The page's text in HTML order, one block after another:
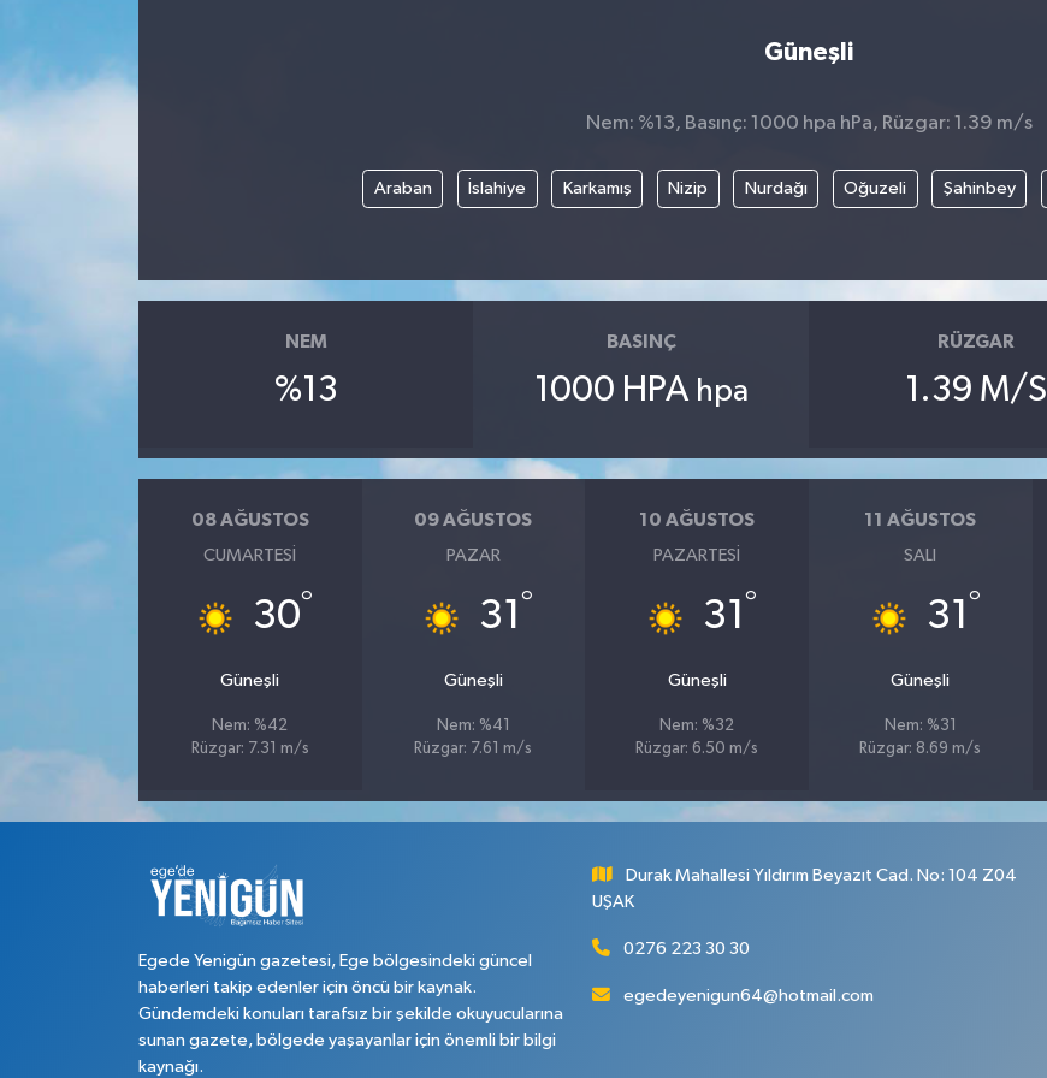
Güneşli
Nem: %13, Basınç: 1000 hpa hPa, Rüzgar: 1.39 m/s
Araban İslahiye Karkamış Nizip Nurdağı Oğuzeli Şahinbey
NEM
%13
BASINÇ
1000 HPA hpa
RÜZGAR
1.39 M/S
08 AĞUSTOS
CUMARTESI
30°
Güneşli
Nem: %42
Rüzgar: 7.31 m/s
09 AĞUSTOS
PAZAR
31 °
Güneşli
Nem: %41
Rüzgar: 7.61 m/s
10 AĞUSTOS
PAZARTESI
31 °
Güneşli
Nem: %32
Rüzgar: 6.50 m/s
11 AĞUSTOS
SALI
31 °
Güneşli
Nem: %31
Rüzgar: 8.69 m/s
Egede Yenigün gazetesi, Ege bölgesindeki güncel
haberleri takip edenler için öncü bir kaynak.
Gündemdeki konuları tarafsız bir şekilde okuyucularına
sunan gazete, bölgede yaşayanlar için önemli bir bilgi
kaynağı.
Durak Mahallesi Yıldırım Beyazıt Cad. No: 104 Z04
UŞAK
0276 223 30 30
egedeyenigun64@hotmail.com